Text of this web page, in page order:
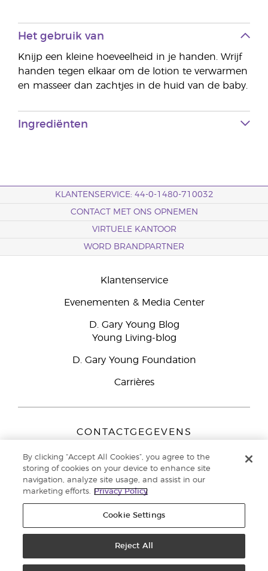
Het gebruik van
Knijp een kleine hoeveelheid in je handen. Wrijf
handen tegen elkaar om de lotion te verwarmen
en masseer dan zachtjes in de huid van de baby.
Ingrediënten
KLANTENSERVICE: 44-0-1480-710032
CONTACT MET ONS OPNEMEN
VIRTUELE KANTOOR
WORD BRANDPARTNER
Klantenservice
Evenementen & Media Center
D. Gary Young Blog
Young Living-blog
D. Gary Young Foundation
Carrières
CONTACTGEGEVENS
Peizerweg 97
9727 AJ Groningen
Nederland
Klantenservice:44-0-1480-710032
voorbehouden. | Privacybeleid
By clicking “Accept All Cookies”, you agree to the
storing of cookies on your device to enhance site
navigation, analyze site usage, and assist in our
marketing efforts.
Privacy Policy
Cookie Settings
Reject All